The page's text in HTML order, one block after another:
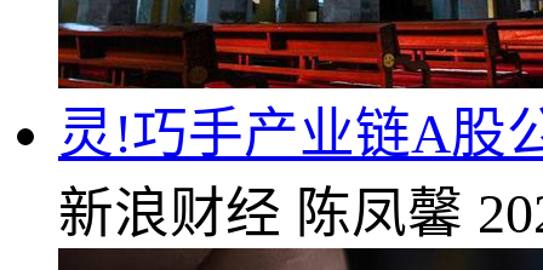
灵!巧手产业链A股
新浪财经 陈凤馨